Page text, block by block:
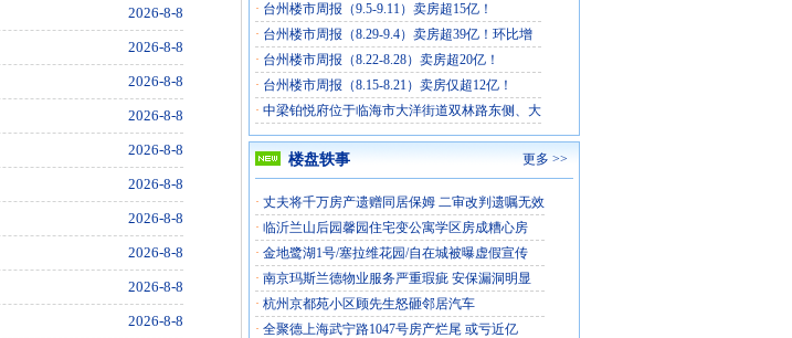
2026-8-8
2026-8-8
2026-8-8
2026-8-8
2026-8-8
2026-8-8
2026-8-8
2026-8-8
2026-8-8
2026-8-8
· 台州楼市周报（9.5-9.11）卖房超15亿！
· 台州楼市周报（8.29-9.4）卖房超39亿！环比增
· 台州楼市周报（8.22-8.28）卖房超20亿！
· 台州楼市周报（8.15-8.21）卖房仅超12亿！
· 中梁铂悦府位于临海市大洋街道双林路东侧、大
楼盘轶事 更多 >>
· 丈夫将千万房产遗赠同居保姆 二审改判遗嘱无效
· 临沂兰山后园馨园住宅变公寓学区房成糟心房
· 金地鹭湖1号/塞拉维花园/自在城被曝虚假宣传
· 南京玛斯兰德物业服务严重瑕疵 安保漏洞明显
· 杭州京都苑小区顾先生怒砸邻居汽车
· 全聚德上海武宁路1047号房产烂尾 或亏近亿